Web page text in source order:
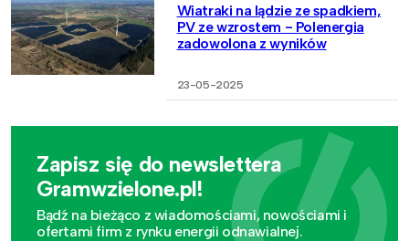
Wiatraki na lądzie ze spadkiem,
PV ze wzrostem - Polenergia
zadowolona z wyników
23-05-2025
Zapisz się do newslettera
Gramwzielone.pl!
Bądź na bieżąco z wiadomościami, nowościami i
ofertami firm z rynku energii odnawialnej.